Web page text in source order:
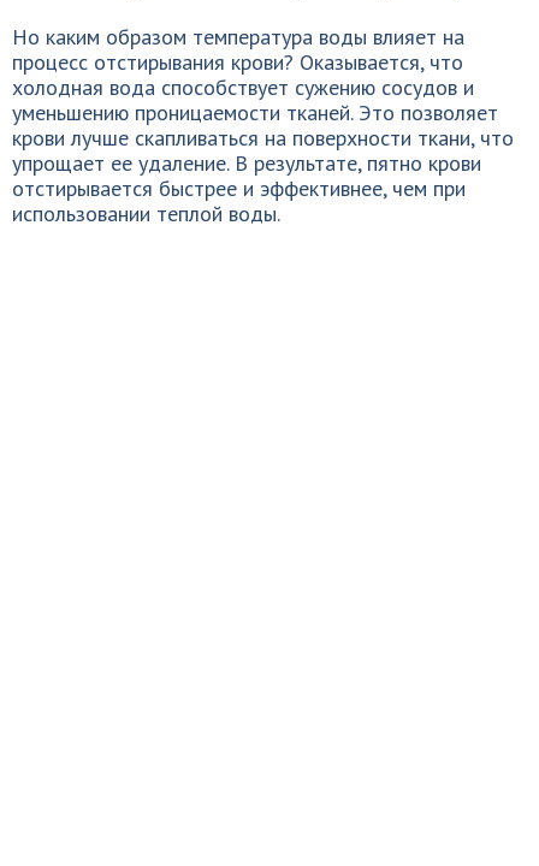
Но каким образом температура воды влияет на
процесс отстирывания крови? Оказывается, что
холодная вода способствует сужению сосудов и
уменьшению проницаемости тканей. Это позволяет
крови лучше скапливаться на поверхности ткани, что
упрощает ее удаление. В результате, пятно крови
отстирывается быстрее и эффективнее, чем при
использовании теплой воды.